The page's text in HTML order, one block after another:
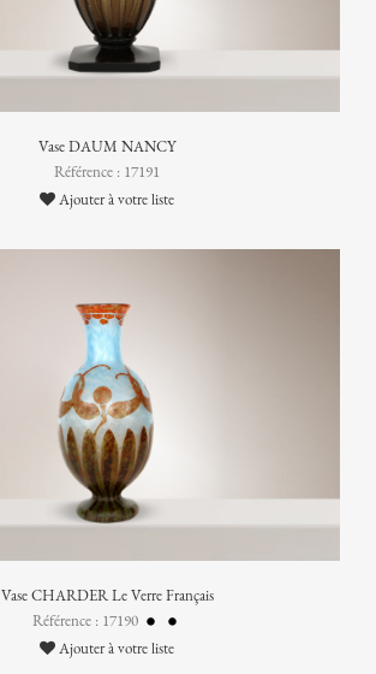
Vase DAUM NANCY
Référence : 17191
Ajouter à votre liste
Vase CHARDER Le Verre Français
Référence : 17190
Ajouter à votre liste